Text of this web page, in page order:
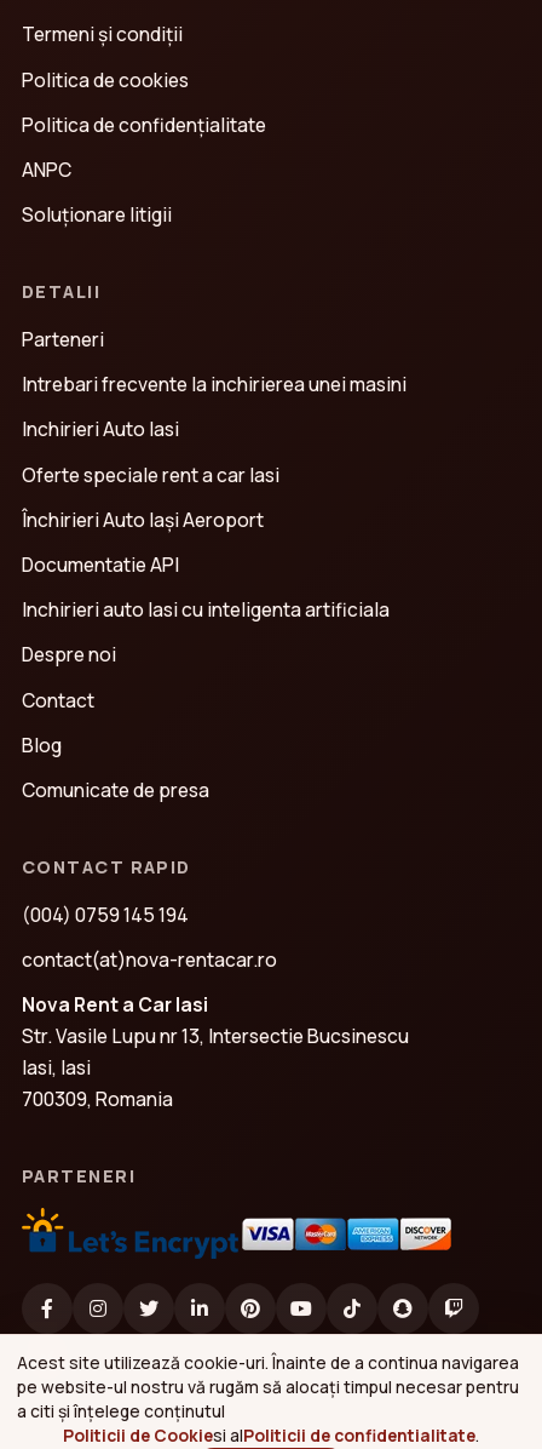
Termeni și condiții
Politica de cookies
Politica de confidenţialitate
ANPC
Soluționare litigii
DETALII
Parteneri
Intrebari frecvente la inchirierea unei masini
Inchirieri Auto Iasi
Oferte speciale rent a car Iasi
Închirieri Auto Iași Aeroport
Documentatie API
Inchirieri auto Iasi cu inteligenta artificiala
Despre noi
Contact
Blog
Comunicate de presa
CONTACT RAPID
(004) 0759 145 194
contact(at)nova-rentacar.ro
Nova Rent a Car Iasi
Str. Vasile Lupu nr 13, Intersectie Bucsinescu
Iasi, Iasi
700309, Romania
PARTENERI
Acest site utilizează cookie-uri. Înainte de a continua navigarea
pe website-ul nostru vă rugăm să alocați timpul necesar pentru
a citi și înțelege conținutul
Politicii de Cookiesi alPoliticii de confidentialitate.